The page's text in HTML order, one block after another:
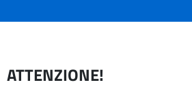
ATTENZIONE!